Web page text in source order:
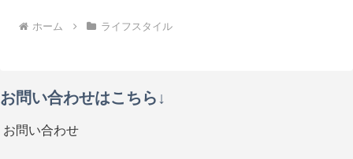
ホーム ライフスタイル
お問い合わせはこちら↓
お問い合わせ